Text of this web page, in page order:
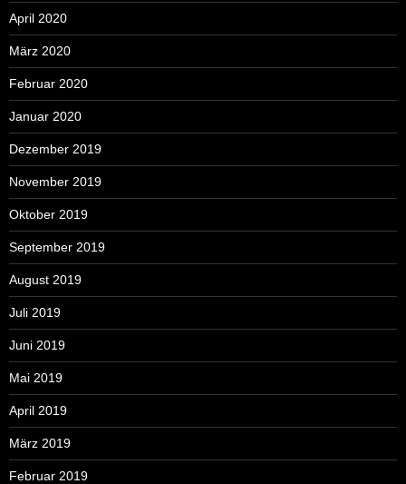
April 2020
März 2020
Februar 2020
Januar 2020
Dezember 2019
November 2019
Oktober 2019
September 2019
August 2019
Juli 2019
Juni 2019
Mai 2019
April 2019
März 2019
Februar 2019